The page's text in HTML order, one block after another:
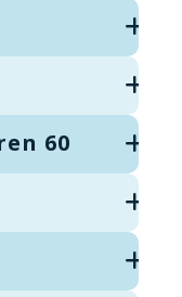
60